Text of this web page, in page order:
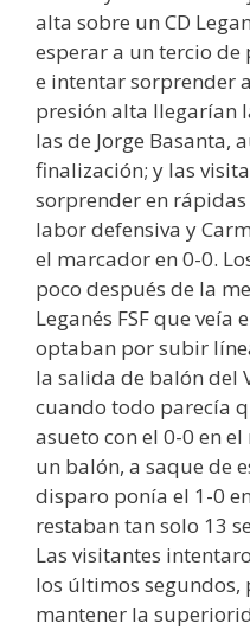
alta sobre un CD
esperar a un tercio de
e intentar sorprender
presión alta llegarían
las de Jorge Basanta,
finalización; y las
sorprender en
labor defensiva y
el marcador en 0-0.
poco después de la
Leganés FSF que veía
optaban por subir
la salida de balón del
cuando todo parecía
asueto con el 0-0 en
un balón, a saque de
disparo ponía el 1-0
restaban tan solo 13
Las visitantes
los últimos segundos,
mantener la